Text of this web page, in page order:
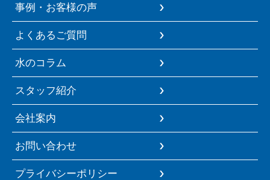
事例・お客様の声
よくあるご質問
水のコラム
スタッフ紹介
会社案内
お問い合わせ
プライバシーポリシー